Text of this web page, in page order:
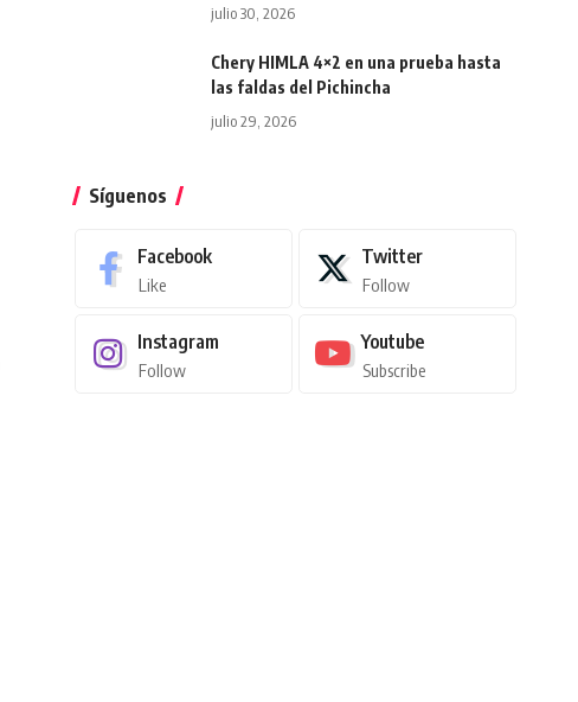
julio 30, 2026
Chery HIMLA 4×2 en una prueba hasta
las faldas del Pichincha
julio 29, 2026
Síguenos
Facebook
Like
Twitter
Follow
Instagram
Follow
Youtube
Subscribe